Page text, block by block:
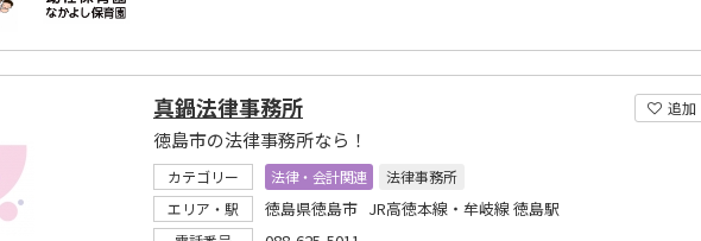
追加
真鍋法律事務所
徳島市の法律事務所なら！
カテゴリー 法律・会計関連
法律事務所
エリア・駅
徳島県徳島市 JR高徳本線・牟岐線 徳島駅